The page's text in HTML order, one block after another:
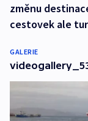
změnu
cestovek ale
GALERIE